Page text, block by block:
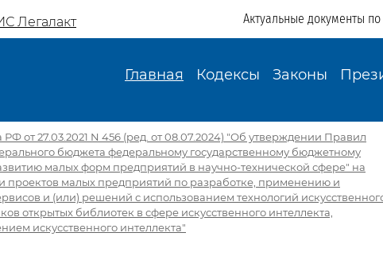
Легалакт Актуальные документы
Главная Кодексы Законы
от 27.03.2021 N 456 (ред. от 08.07.2024) "Об утверждении Правил
бюджета федеральному государственному бюджетному
малых форм предприятий в научно-технической сфере" на
проектов малых предприятий по разработке, применению и
и (или) решений с использованием технологий
открытых библиотек в сфере искусственного интеллекта,
искусственного интеллекта"